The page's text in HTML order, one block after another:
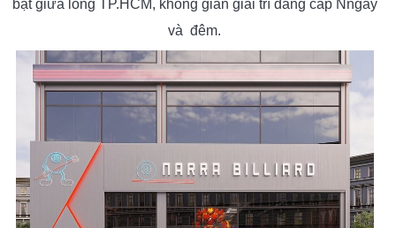
bật giữa lòng TP.HCM, không gian giải trí đẳng cấp Nngày
và đêm.